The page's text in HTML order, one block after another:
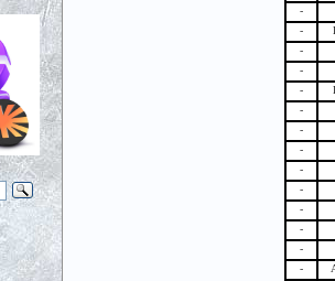
-
-
-
-
-
-
-
-
-
-
-
-
-
-